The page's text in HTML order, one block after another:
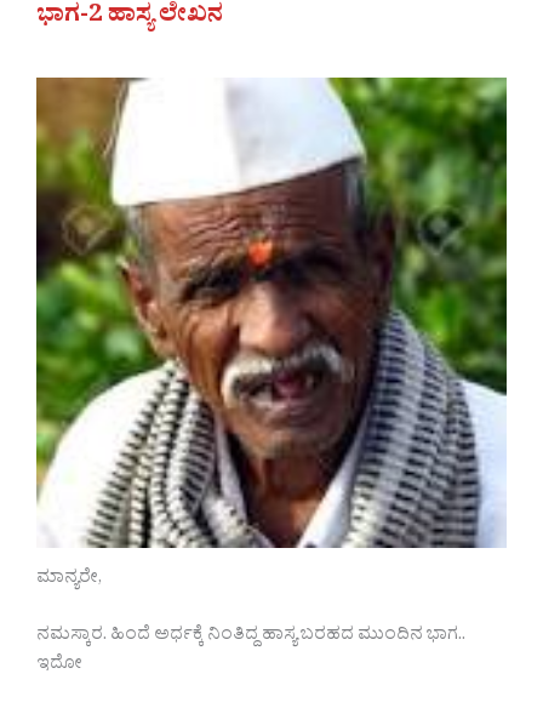
ಭಾಗ-2 ಹಾಸ್ಯ ಲೇಖನ
ಮಾನ್ಯರೇ,
ನಮಸ್ಕಾರ. ಹಿಂದೆ ಅರ್ಧಕ್ಕೆ ನಿಂತಿದ್ದ ಹಾಸ್ಯ ಬರಹದ ಮುಂದಿನ ಭಾಗ..
ಇದೋ